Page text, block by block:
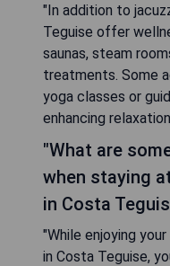
"In addition to
Teguise offer
saunas, steam
treatments. Some
yoga classes or
enhancing
"What are
when staying
in Costa
"While enjoying
in Costa Teguise,